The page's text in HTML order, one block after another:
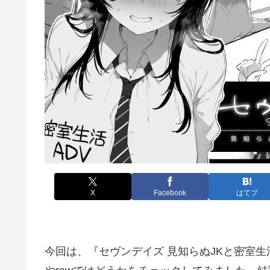
X Facebook はてブ
今回は、『セヴンデイズ 見知らぬJKと密室